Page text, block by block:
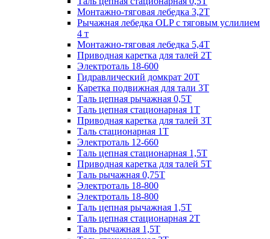
Монтажно-тяговая лебедка 3,2Т
Рычажная лебедка OLP с тяговым услилием
4 т
Монтажно-тяговая лебедка 5,4Т
Приводная каретка для талей 2Т
Электроталь 18-600
Гидравлический домкрат 20T
Каретка подвижная для тали 3Т
Таль цепная рычажная 0,5Т
Таль цепная стационарная 1Т
Приводная каретка для талей 3Т
Таль стационарная 1Т
Электроталь 12-660
Таль цепная стационарная 1,5Т
Приводная каретка для талей 5Т
Таль рычажная 0,75Т
Электроталь 18-800
Электроталь 18-800
Таль цепная рычажная 1,5Т
Таль цепная стационарная 2Т
Таль рычажная 1,5Т